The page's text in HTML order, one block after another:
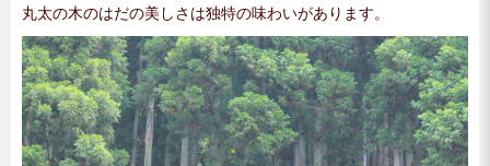
丸太の木のはだの美しさは独特の味わいがあります。